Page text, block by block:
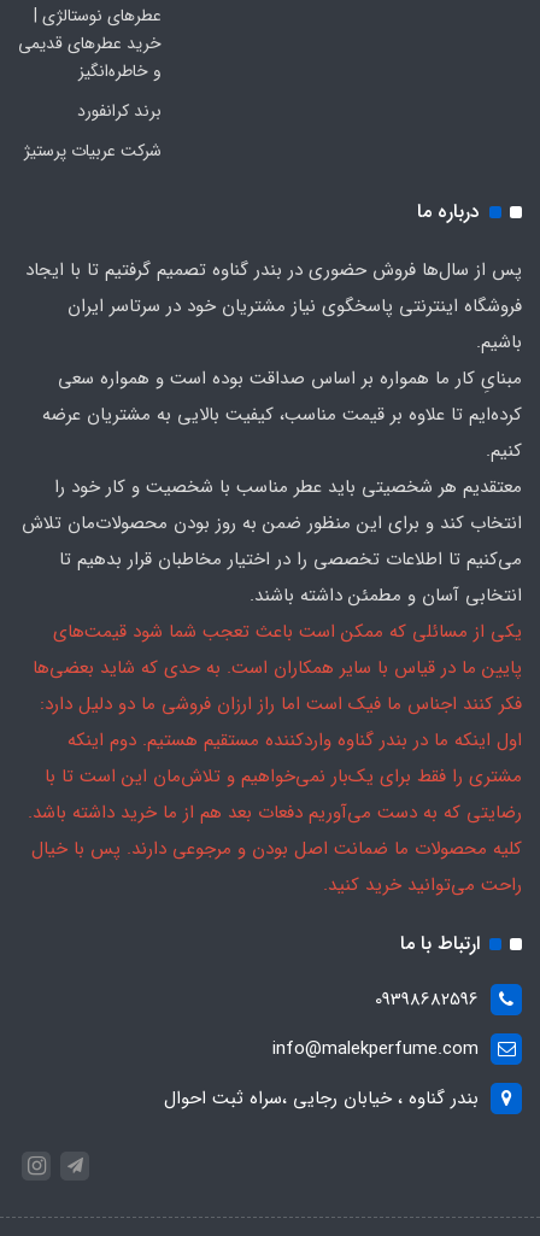
عطرهای نوستالژی |
خرید عطرهای قدیمی
و خاطره‌انگیز
برند کرانفورد
شرکت عربیات پرستیژ
درباره ما
پس از سال‌ها فروش حضوری در بندر گناوه تصمیم گرفتیم تا با ایجاد
فروشگاه اینترنتی پاسخگوی نیاز مشتریان خود در سرتاسر ایران
باشیم.
مبنایِ کار ما همواره بر اساس صداقت بوده است و همواره سعی
کرده‌ایم تا علاوه بر قیمت مناسب، کیفیت بالایی به مشتریان عرضه
کنیم.
معتقدیم هر شخصیتی باید عطر مناسب با شخصیت و کار خود را
انتخاب کند و برای این منظور ضمن به روز بودن محصولات‌مان تلاش
می‌کنیم تا اطلاعات تخصصی را در اختیار مخاطبان قرار بدهیم تا
انتخابی آسان و مطمئن داشته باشند.
یکی از مسائلی که ممکن است باعث تعجب شما شود قیمت‌های
پایین ما در قیاس با سایر همکاران است. به حدی که شاید بعضی‌ها
فکر کنند اجناس ما فیک است اما راز ارزان فروشی ما دو دلیل دارد:
اول اینکه ما در بندر گناوه واردکننده مستقیم هستیم. دوم اینکه
مشتری را فقط برای یک‌بار نمی‌خواهیم و تلاش‌مان این است تا با
رضایتی که به دست می‌آوریم دفعات بعد هم از ما خرید داشته باشد.
کلیه محصولات ما ضمانت اصل بودن و مرجوعی دارند. پس با خیال
راحت می‌توانید خرید کنید.
ارتباط با ما
09398682596
info@malekperfume.com
بندر گناوه ، خیابان رجایی ،سراه ثبت احوال